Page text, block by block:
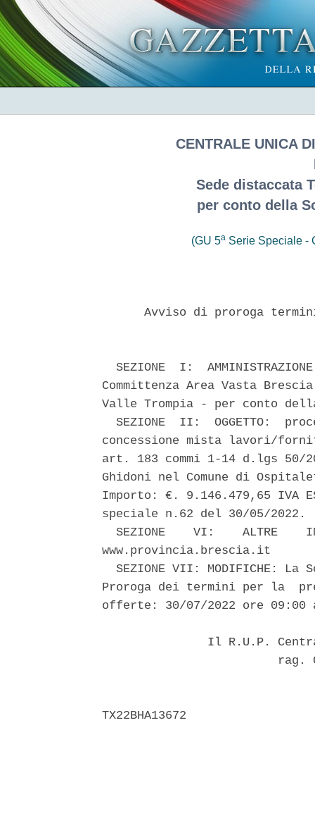
CENTRALE UNICA
Sede distaccata
per conto della
(GU 5a Serie Speciale -
Avviso di proroga
SEZIONE  I:
Committenza Area Vasta
Valle Trompia - per conto
SEZIONE  II:  OGGETTO:
concessione mista lavori/
art. 183 commi 1-14 d.lgs
Ghidoni nel Comune di
Importo: €. 9.146.479,65 IVA
speciale n.62 del 30/05/2022.
SEZIONE    VI:    ALTRE
www.provincia.brescia.it
SEZIONE VII: MODIFICHE: La
Proroga dei termini per la
offerte: 30/07/2022 ore
Il R.U.P.